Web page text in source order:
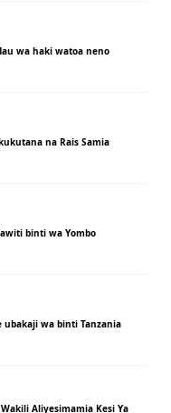
wa haki watoa neno
na Rais Samia
binti wa Yombo
wa binti Tanzania
Aliyesimamia Kesi Ya